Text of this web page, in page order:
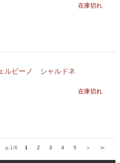
在庫切れ
ルビーノ シャルドネ
在庫切れ
p.1/6 1 2 3 4 5 ＞ ≫